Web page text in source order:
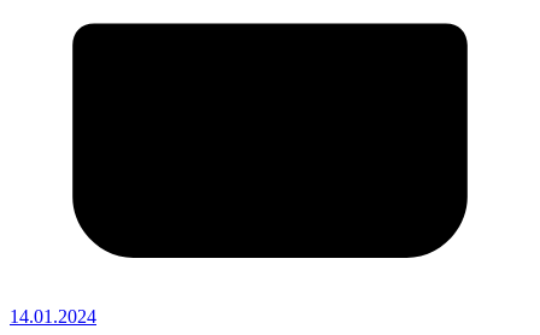
14.01.2024